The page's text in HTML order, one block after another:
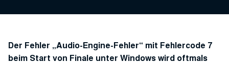
Der Fehler „Audio-Engine-Fehler“ mit Fehlercode 7
beim Start von Finale unter Windows wird oftmals